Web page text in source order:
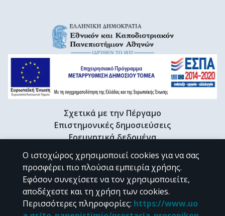
Σχετικά με την Πέργαμο
Επιστημονικές δημοσιεύσεις
Ερευνητικά δεδομένα
Διδακτορικές διατριβές & Γκρίζα βιβλιογραφία
Προφίλ Ερευνητή
CC BY-NC 4.0
Ο ιστοχώρος χρησιμοποιεί cookies για να σας
προσφέρει πιο πλούσια εμπειρία χρήσης.
Εφόσον συνεχίσετε να τον χρησιμοποιείτε,
αποδέχεστε και τη χρήση των cookies.
Περισσότερες πληροφορίες: https://www.uo